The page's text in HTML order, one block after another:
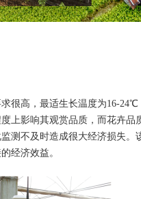
很高，最适生长温度为16-
上影响其观赏品质，而花卉
测不及时造成很大经济损失
经济效益。